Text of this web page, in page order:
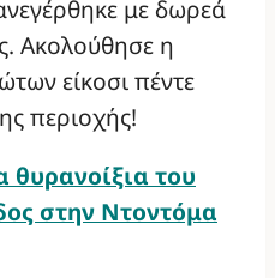
με δωρεά
Ακολούθησε η
είκοσι πέντε
περιοχής!
θυρανοίξια του
στην Ντοντόμα